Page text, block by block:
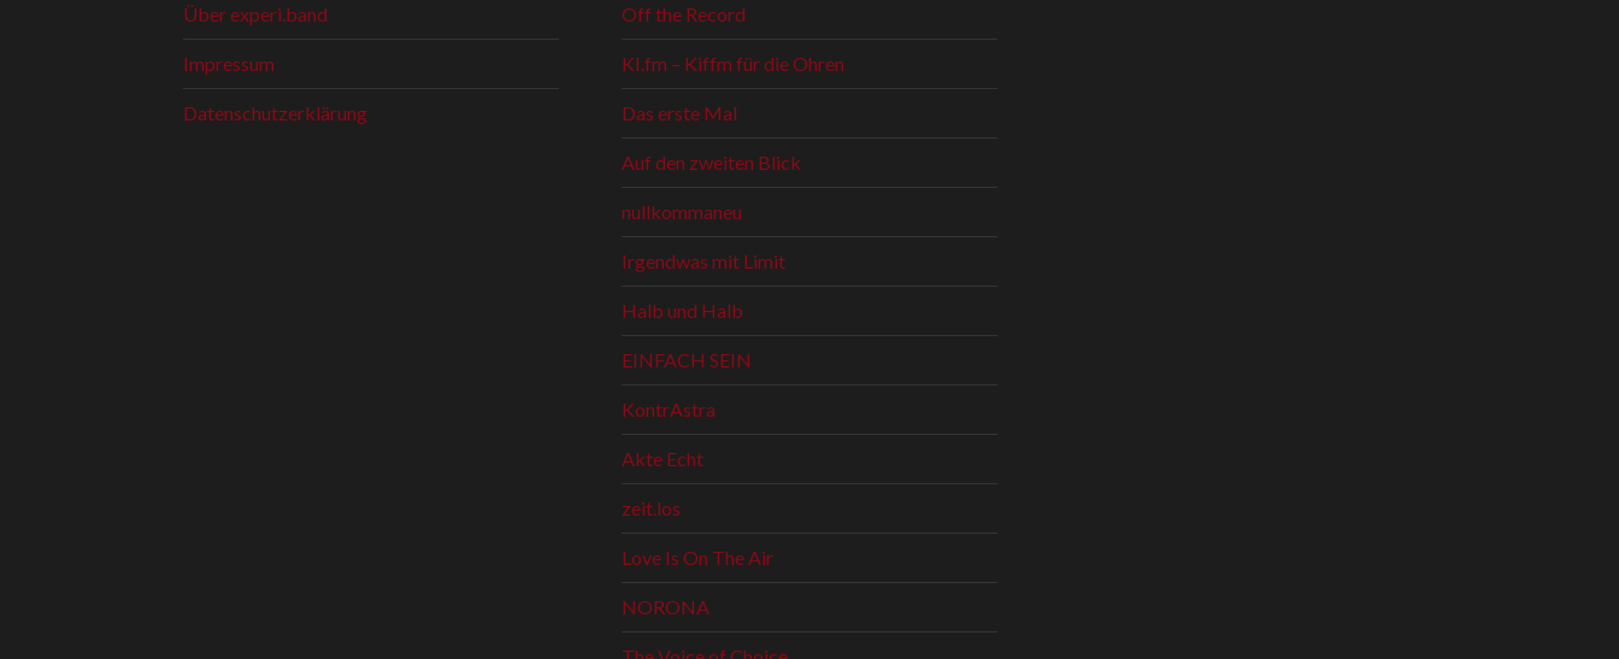
Über experi.band
Impressum
Datenschutzerklärung
Off the Record
KI.fm – Kiffm für die Ohren
Das erste Mal
Auf den zweiten Blick
nullkommaneu
Irgendwas mit Limit
Halb und Halb
EINFACH SEIN
KontrAstra
Akte Echt
zeit.los
Love Is On The Air
NORONA